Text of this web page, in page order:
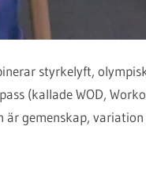
styrkelyft,
(kallade WOD,
gemenskap,